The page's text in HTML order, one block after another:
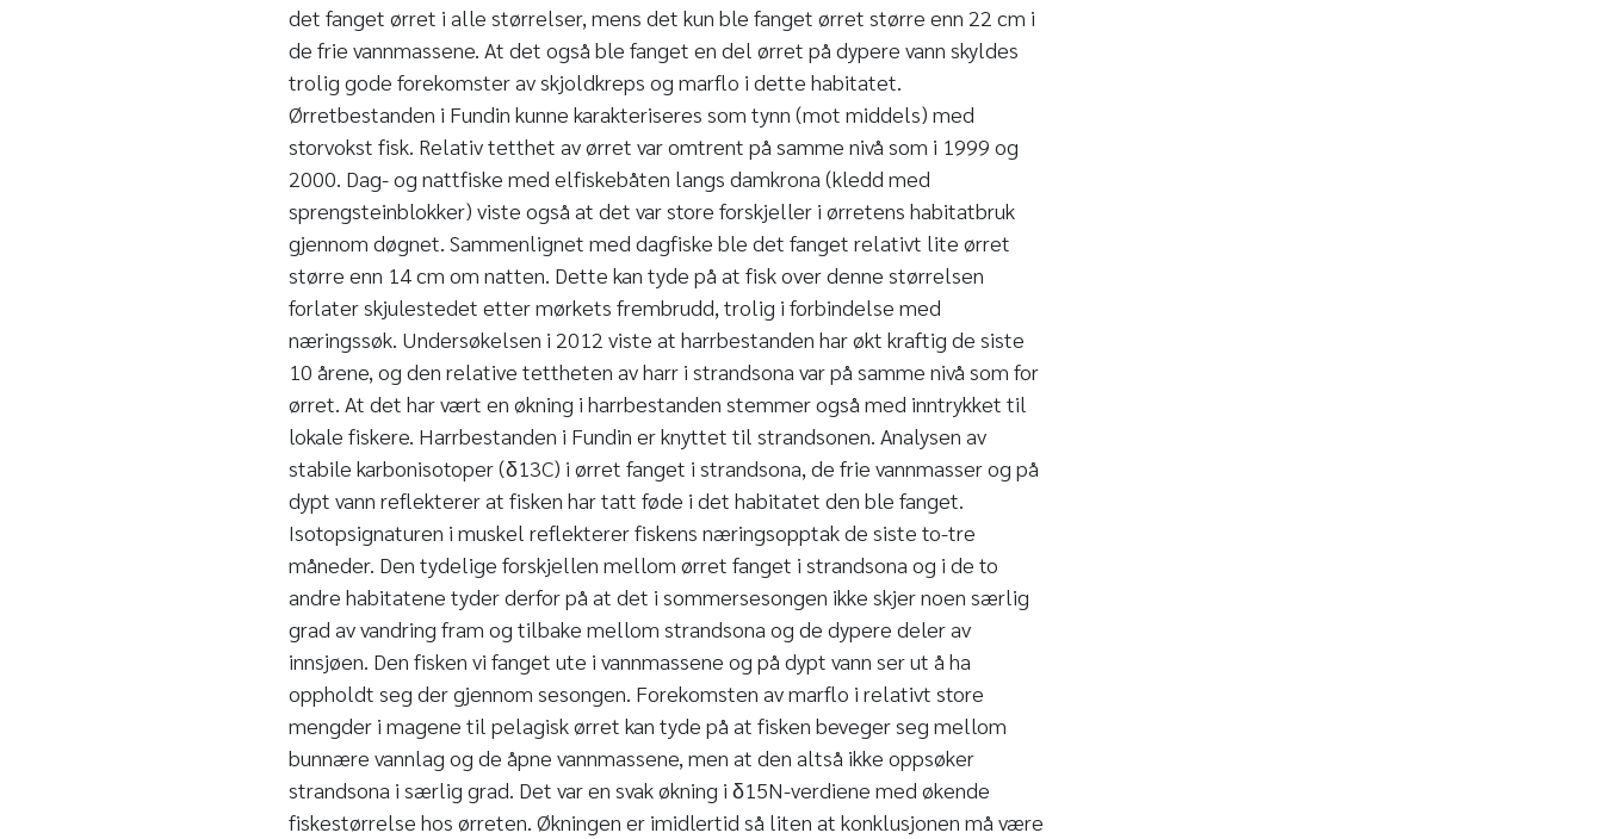
det fanget ørret i alle størrelser, mens det kun ble fanget ørret større enn 22 cm i
de frie vannmassene. At det også ble fanget en del ørret på dypere vann skyldes
trolig gode forekomster av skjoldkreps og marflo i dette habitatet.
Ørretbestanden i Fundin kunne karakteriseres som tynn (mot middels) med
storvokst fisk. Relativ tetthet av ørret var omtrent på samme nivå som i 1999 og
2000. Dag- og nattfiske med elfiskebåten langs damkrona (kledd med
sprengsteinblokker) viste også at det var store forskjeller i ørretens habitatbruk
gjennom døgnet. Sammenlignet med dagfiske ble det fanget relativt lite ørret
større enn 14 cm om natten. Dette kan tyde på at fisk over denne størrelsen
forlater skjulestedet etter mørkets frembrudd, trolig i forbindelse med
næringssøk. Undersøkelsen i 2012 viste at harrbestanden har økt kraftig de siste
10 årene, og den relative tettheten av harr i strandsona var på samme nivå som for
ørret. At det har vært en økning i harrbestanden stemmer også med inntrykket til
lokale fiskere. Harrbestanden i Fundin er knyttet til strandsonen. Analysen av
stabile karbonisotoper (δ13C) i ørret fanget i strandsona, de frie vannmasser og på
dypt vann reflekterer at fisken har tatt føde i det habitatet den ble fanget.
Isotopsignaturen i muskel reflekterer fiskens næringsopptak de siste to-tre
måneder. Den tydelige forskjellen mellom ørret fanget i strandsona og i de to
andre habitatene tyder derfor på at det i sommersesongen ikke skjer noen særlig
grad av vandring fram og tilbake mellom strandsona og de dypere deler av
innsjøen. Den fisken vi fanget ute i vannmassene og på dypt vann ser ut å ha
oppholdt seg der gjennom sesongen. Forekomsten av marflo i relativt store
mengder i magene til pelagisk ørret kan tyde på at fisken beveger seg mellom
bunnære vannlag og de åpne vannmassene, men at den altså ikke oppsøker
strandsona i særlig grad. Det var en svak økning i δ15N-verdiene med økende
fiskestørrelse hos ørreten. Økningen er imidlertid så liten at konklusjonen må være